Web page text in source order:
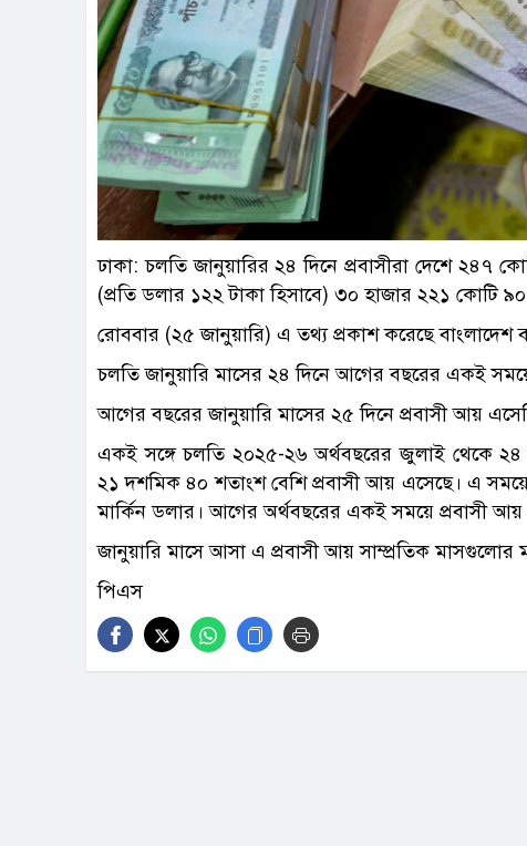
ফাইল
ঢাকা: চলতি জানুয়ারির ২৪ দিনে প্রবাসীরা দেশে ২৪৭
(প্রতি ডলার ১২২ টাকা হিসাবে) ৩০ হাজার ২২১ কোটি ৯০
রোববার (২৫ জানুয়ারি) এ তথ্য প্রকাশ করেছে বাংলাদেশ
চলতি জানুয়ারি মাসের ২৪ দিনে আগের বছরের একই
আগের বছরের জানুয়ারি মাসের ২৫ দিনে প্রবাসী আয়
একই সঙ্গে চলতি ২০২৫-২৬ অর্থবছরের জুলাই থেকে ২৪
২১ দশমিক ৪০ শতাংশ বেশি প্রবাসী আয় এসেছে। এ
মার্কিন ডলার। আগের অর্থবছরের একই সময়ে প্রবাসী
জানুয়ারি মাসে আসা এ প্রবাসী আয় সাম্প্রতিক মাসগুলোর
পিএস